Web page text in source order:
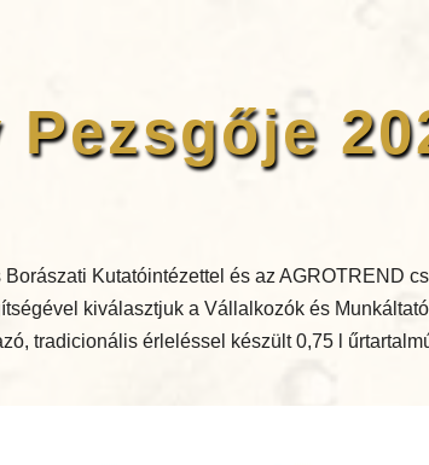
Pezsgője
Kutatóintézettel és az AGROTREND
kiválasztjuk a Vállalkozók és
tradicionális érleléssel készült 0,75 l